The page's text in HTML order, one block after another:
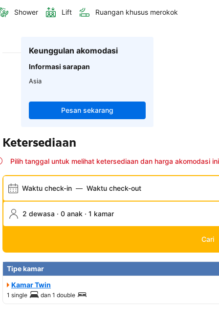
Shower Lift Ruangan khusus merokok
Keunggulan akomodasi
Informasi sarapan
Asia
Pesan sekarang
Ketersediaan
Pilih tanggal untuk melihat ketersediaan dan harga akomodasi ini
Waktu check-in — Waktu check-out
2 dewasa · 0 anak · 1 kamar
Cari
Tipe kamar
Kamar Twin
1 single dan 1 double